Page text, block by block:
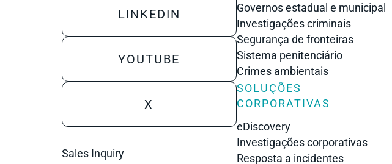
LINKEDIN
YOUTUBE
X
Sales Inquiry
Governos estadual e municipal
Investigações criminais
Segurança de fronteiras
Sistema penitenciário
Crimes ambientais
SOLUÇÕES
CORPORATIVAS
eDiscovery
Investigações corporativas
Resposta a incidentes